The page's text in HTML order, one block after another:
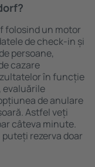
folosind un motor
de check-in și
persoane,
cazare
în funcție
evaluările
de anulare
Astfel veți
câteva minute.
rezerva doar